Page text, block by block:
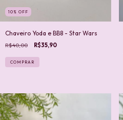
10 % OFF
Chaveiro Yoda e BB8 - Star Wars
R$40,00 R$35,90
COMPRAR